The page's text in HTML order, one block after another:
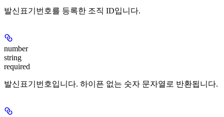
발신표기번호를 등록한 조직 ID입니다.
number
string
required
발신표기번호입니다. 하이픈 없는 숫자 문자열로 반환됩니다.